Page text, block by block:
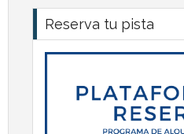
Reserva tu pista